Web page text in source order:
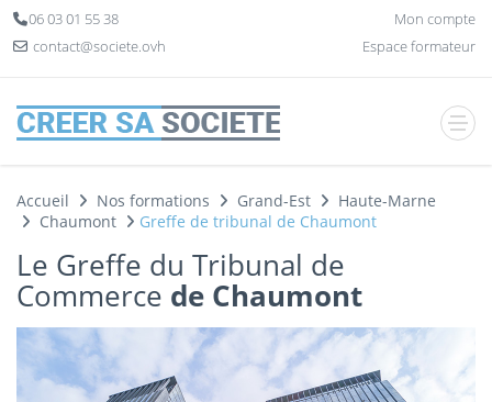
06 03 01 55 38
contact@societe.ovh
Mon compte
Espace formateur
Accueil Nos formations Grand-Est
Haute-Marne
Chaumont
Greffe de tribunal de Chaumont
Le Greffe du Tribunal de
Commerce de Chaumont
Panneau de gestion des cookies